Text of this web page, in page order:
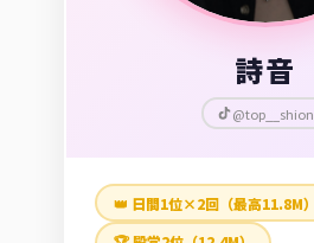
詩音
@top__shion
👑 日間1位×2回（最高11.8M）